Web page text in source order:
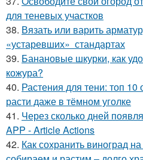
для теневых участков
38. Вязать или варить
«устаревших» стандартах
39. Банановые шкурки, как
кожура?
40. Растения для тени: топ
расти даже в тёмном уголке
41. Через сколько дней
APP - Article Actions
42. Как сохранить виноград